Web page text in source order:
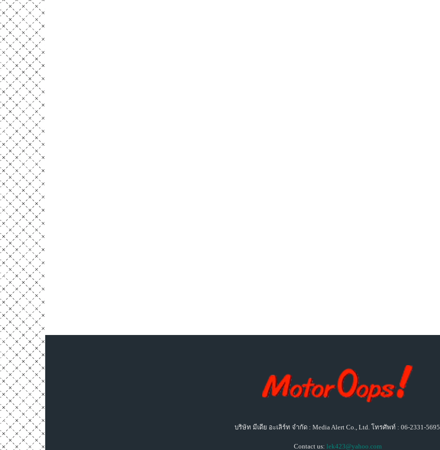
บริษัท มีเดีย อะเลิร์ท จำกัด : Media Alert Co., Ltd. โทรศัพท์ : 06-2331-5695
Contact us: lek423@yahoo.com